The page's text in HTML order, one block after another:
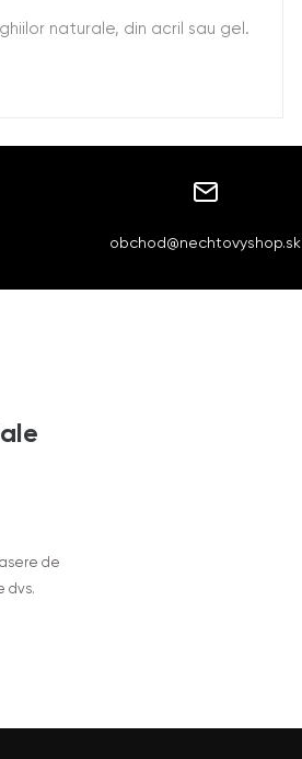
naturale, din acril sau gel.
obchod@nechtovyshop.sk
de
dvs.